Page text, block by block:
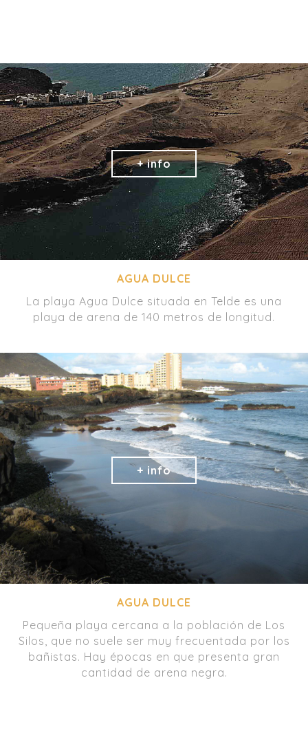
AGUA DULCE
La playa Agua Dulce situada en Telde es una
playa de arena de 140 metros de longitud.
AGUA DULCE
Pequeña playa cercana a la población de Los
Silos, que no suele ser muy frecuentada por los
bañistas. Hay épocas en que presenta gran
cantidad de arena negra.